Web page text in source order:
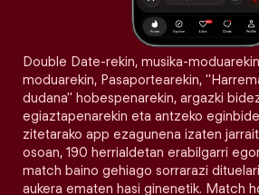
Double Date-rekin, musika-
moduarekin, Pasaportearekin,
dudana" hobespenarekin, argazki
egiaztapenarekin eta antzeko
zitetarako app ezagunena izaten
osoan, 190 herrialdetan erabilgarri
match baino gehiago sorrarazi
aukera ematen hasi ginenetik. Match